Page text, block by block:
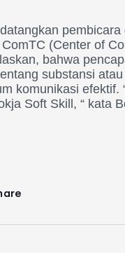
(Center of
bahwa
substansi
komunikasi
Soft Skill, “ kata